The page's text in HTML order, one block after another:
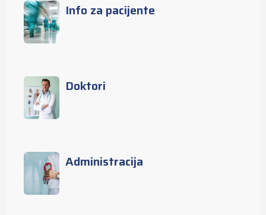
Info za pacijente
Doktori
Administracija